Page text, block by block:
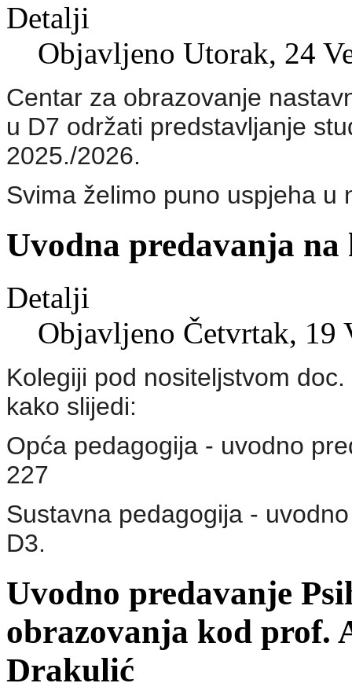
Detalji
Objavljeno Utorak, 24
Centar za obrazovanje
u D7 održati predstavljanje
2025./2026.
Svima želimo puno uspjeha u
Uvodna predavanja
Detalji
Objavljeno Četvrtak, 19
Kolegiji pod nositeljstvom
kako slijedi:
Opća pedagogija - uvodno
227
Sustavna pedagogija -
D3.
Uvodno predavanje
obrazovanja kod prof.
Drakulić